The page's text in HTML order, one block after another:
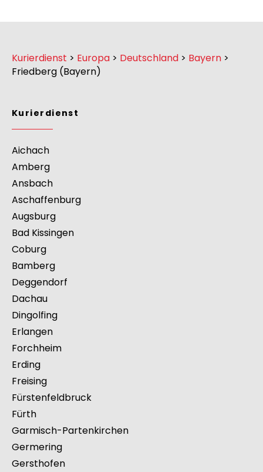
Kurierdienst > Europa > Deutschland > Bayern >
Friedberg (Bayern)
Kurierdienst
Aichach
Amberg
Ansbach
Aschaffenburg
Augsburg
Bad Kissingen
Coburg
Bamberg
Deggendorf
Dachau
Dingolfing
Erlangen
Forchheim
Erding
Freising
Fürstenfeldbruck
Fürth
Garmisch-Partenkirchen
Germering
Gersthofen